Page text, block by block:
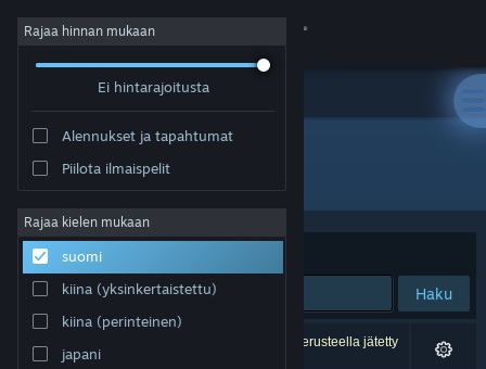
Kirjaudu sisään
Tietoa
Tuki
Vaihda kieli
Rajaa hinnan mukaan
Ei hintarajoitusta
Alennukset ja tapahtumat
Piilota ilmaispelit
Rajaa kielen mukaan
suomi
kiina (yksinkertaistettu)
kiina (perinteinen)
japani
Kehittäjä: Rubel Games
Järjestelyperuste
Haku
2 tulosta vastaa hakuasi. 4 peliä on asetustesi perusteella jätetty
pois.